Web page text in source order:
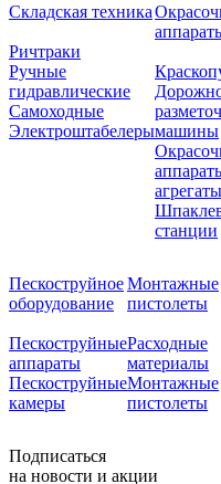
Складская техника
Ричтраки
Ручные
гидравлические
Самоходные
Электроштабелерымашины
агрегаты
станции
Пескоструйное
оборудование
Пескоструйные
аппараты
Пескоструйные
камеры
Монтажные
пистолеты
Расходные
материалы
Монтажные
пистолеты
Подписаться
на новости и акции